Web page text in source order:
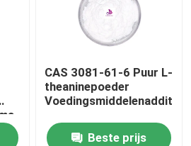
CAS 3081-61-6 Puur L-
theaninepoeder
Beste prijs